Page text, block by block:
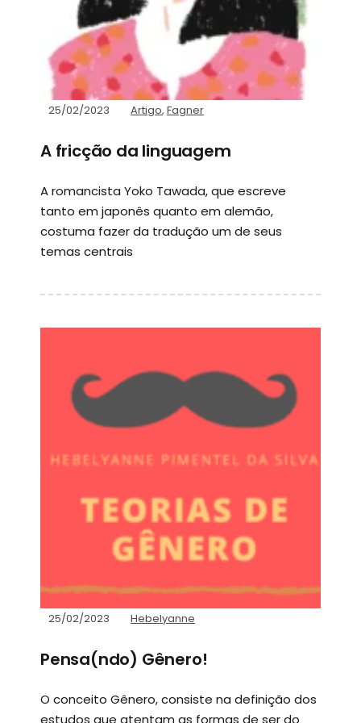
25/02/2023 Artigo, Fagner
A fricção da linguagem
A romancista Yoko Tawada, que escreve
tanto em japonês quanto em alemão,
costuma fazer da tradução um de seus
temas centrais
25/02/2023 Hebelyanne
Pensa(ndo) Gênero!
O conceito Gênero, consiste na definição dos
estudos que atentam as formas de ser do